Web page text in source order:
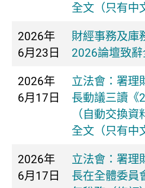
全文（只有中
2026年
6月23日
財經事務及庫
2026論壇致辭
2026年
6月17日
立法會：署理
長動議三讀《
（自動交換
全文（只有中
2026年
6月17日
立法會：署理
長在全體委員